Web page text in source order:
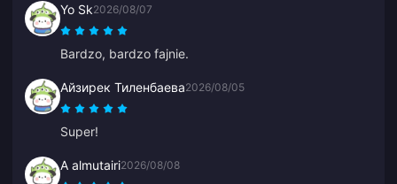
Yo Sk2026/08/07
Bardzo, bardzo fajnie.
Айзирек Тиленбаева2026/08/05
Super!
A almutairi2026/08/08